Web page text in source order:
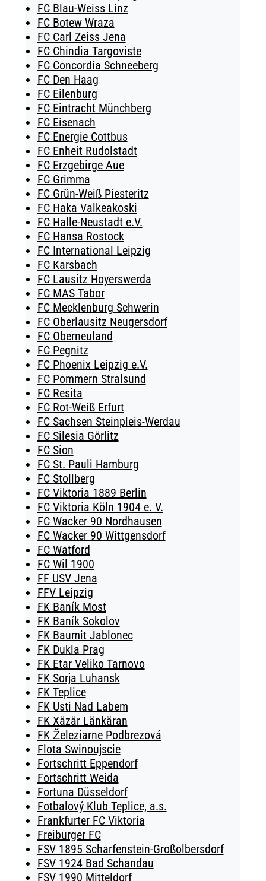
FC Blau-Weiss Linz
FC Botew Wraza
FC Carl Zeiss Jena
FC Chindia Targoviste
FC Concordia Schneeberg
FC Den Haag
FC Eilenburg
FC Eintracht Münchberg
FC Eisenach
FC Energie Cottbus
FC Enheit Rudolstadt
FC Erzgebirge Aue
FC Grimma
FC Grün-Weiß Piesteritz
FC Haka Valkeakoski
FC Halle-Neustadt e.V.
FC Hansa Rostock
FC International Leipzig
FC Karsbach
FC Lausitz Hoyerswerda
FC MAS Tabor
FC Mecklenburg Schwerin
FC Oberlausitz Neugersdorf
FC Oberneuland
FC Pegnitz
FC Phoenix Leipzig e.V.
FC Pommern Stralsund
FC Resita
FC Rot-Weiß Erfurt
FC Sachsen Steinpleis-Werdau
FC Silesia Görlitz
FC Sion
FC St. Pauli Hamburg
FC Stollberg
FC Viktoria 1889 Berlin
FC Viktoria Köln 1904 e. V.
FC Wacker 90 Nordhausen
FC Wacker 90 Wittgensdorf
FC Watford
FC Wil 1900
FF USV Jena
FFV Leipzig
FK Baník Most
FK Baník Sokolov
FK Baumit Jablonec
FK Dukla Prag
FK Etar Veliko Tarnovo
FK Sorja Luhansk
FK Teplice
FK Usti Nad Labem
FK Xäzär Länkäran
FK Železiarne Podbrezová
Flota Swinoujscie
Fortschritt Eppendorf
Fortschritt Weida
Fortuna Düsseldorf
Fotbalový Klub Teplice, a.s.
Frankfurter FC Viktoria
Freiburger FC
FSV 1895 Scharfenstein-Großolbersdorf
FSV 1924 Bad Schandau
FSV 1990 Mitteldorf